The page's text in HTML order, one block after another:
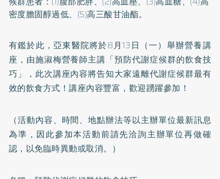
密度膽固醇過低、(5)高三酸甘油酯。
有鑑於此，亞東醫院將於8月13日（一）舉辦營養講
座，由施淑梅營養師主講「預防代謝症候群的飲食技
巧」，此次講座內容將告知大家遠離代謝症候群最有
效的飲食方式！講座內容豐富，歡迎踴躍參加！
（活動內容、時間、地點辦法等以主辦單位最新訊息
為準，因此參加本活動前請先洽詢主辦單位再做確
認，以免臨時異動或取消。）